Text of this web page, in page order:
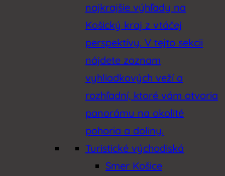
najkrajšie výhľady na
Košický kraj z vtáčej
perspektívy. V tejto sekcii
nájdete zoznam
vyhliadkových veží a
rozhľadní, ktoré vám otvoria
panorámu na okolité
pohoria a doliny.
Turistické východiská
Smer Košice